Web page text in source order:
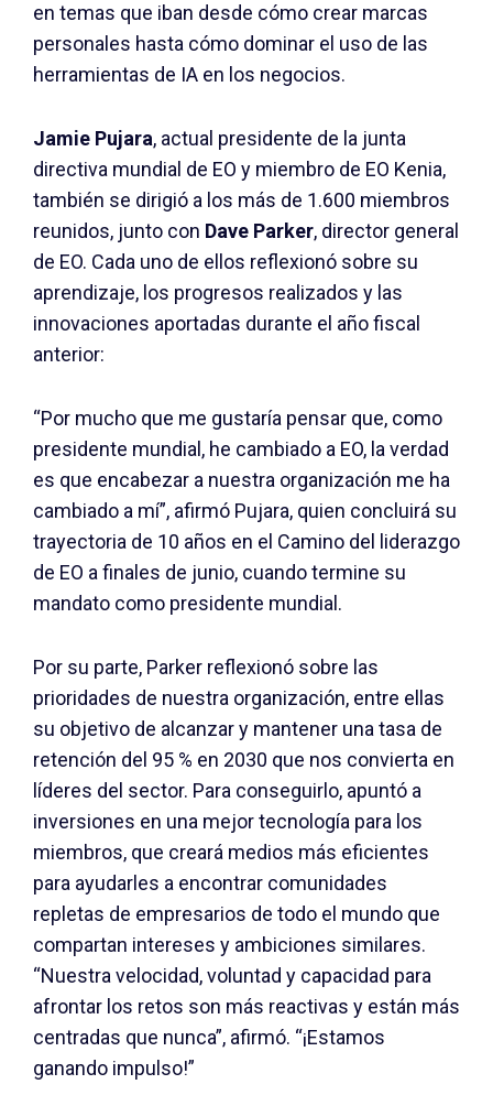
en temas que iban desde cómo crear marcas
personales hasta cómo dominar el uso de las
herramientas de IA en los negocios.
Jamie Pujara, actual presidente de la junta
directiva mundial de EO y miembro de EO Kenia,
también se dirigió a los más de 1.600 miembros
reunidos, junto con Dave Parker, director general
de EO. Cada uno de ellos reflexionó sobre su
aprendizaje, los progresos realizados y las
innovaciones aportadas durante el año fiscal
anterior:
“Por mucho que me gustaría pensar que, como
presidente mundial, he cambiado a EO, la verdad
es que encabezar a nuestra organización me ha
cambiado a mí”, afirmó Pujara, quien concluirá su
trayectoria de 10 años en el Camino del liderazgo
de EO a finales de junio, cuando termine su
mandato como presidente mundial.
Por su parte, Parker reflexionó sobre las
prioridades de nuestra organización, entre ellas
su objetivo de alcanzar y mantener una tasa de
retención del 95 % en 2030 que nos convierta en
líderes del sector. Para conseguirlo, apuntó a
inversiones en una mejor tecnología para los
miembros, que creará medios más eficientes
para ayudarles a encontrar comunidades
repletas de empresarios de todo el mundo que
compartan intereses y ambiciones similares.
“Nuestra velocidad, voluntad y capacidad para
afrontar los retos son más reactivas y están más
centradas que nunca”, afirmó. “¡Estamos
ganando impulso!”